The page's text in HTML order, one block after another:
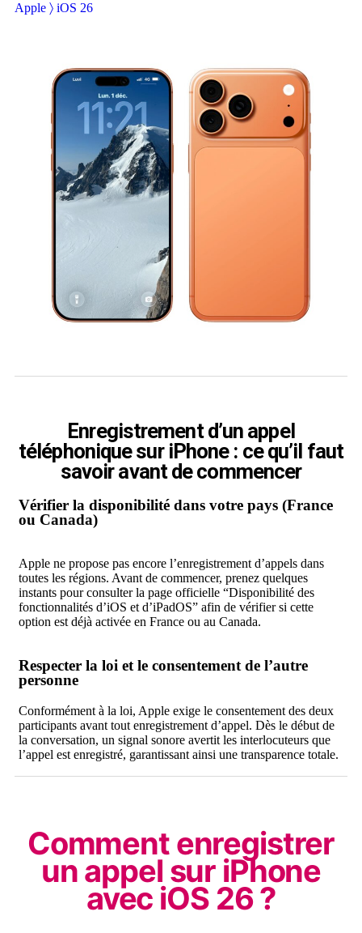
Apple 〉 iOS 26
Enregistrement d’un appel
téléphonique sur iPhone : ce qu’il faut
savoir avant de commencer
Vérifier la disponibilité dans votre pays (France
ou Canada)
Apple ne propose pas encore l’enregistrement d’appels dans
toutes les régions. Avant de commencer, prenez quelques
instants pour consulter la page officielle “Disponibilité des
fonctionnalités d’iOS et d’iPadOS” afin de vérifier si cette
option est déjà activée en France ou au Canada.
Respecter la loi et le consentement de l’autre
personne
Conformément à la loi, Apple exige le consentement des deux
participants avant tout enregistrement d’appel. Dès le début de
la conversation, un signal sonore avertit les interlocuteurs que
l’appel est enregistré, garantissant ainsi une transparence totale.
Comment enregistrer
un appel sur iPhone
avec iOS 26 ?